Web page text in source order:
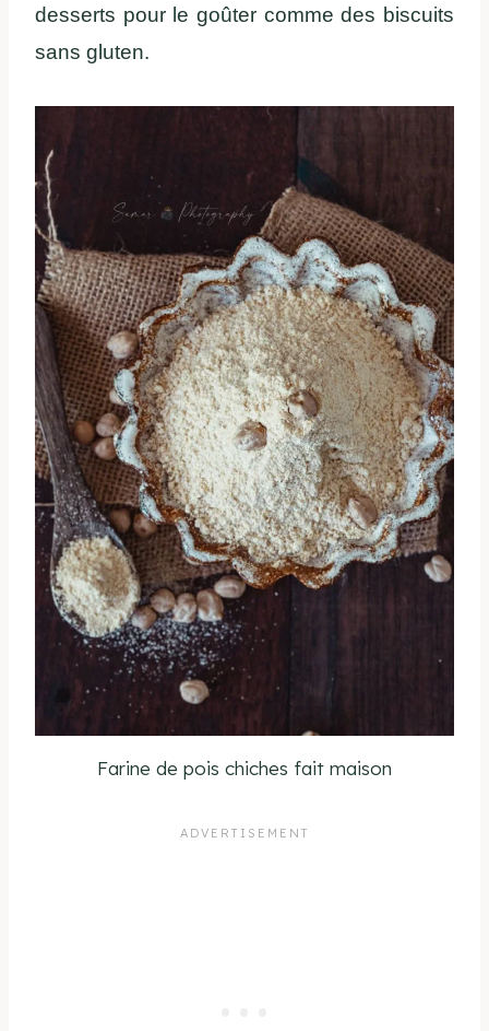
desserts pour le goûter comme des biscuits
sans gluten.
Farine de pois chiches fait maison